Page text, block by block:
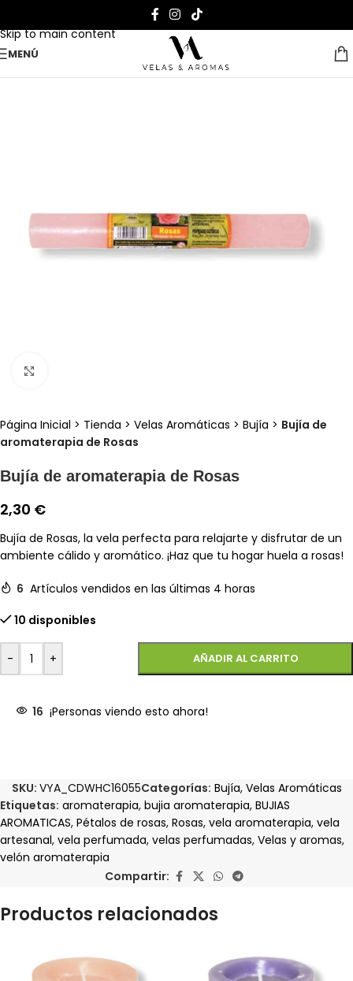
Skip to main content
MENÚ
Página Inicial > Tienda > Velas Aromáticas > Bujía > Bujía de
aromaterapia de Rosas
Bujía de aromaterapia de Rosas
2,30 €
Bujía de Rosas, la vela perfecta para relajarte y disfrutar de un
ambiente cálido y aromático. ¡Haz que tu hogar huela a rosas!
6 Artículos vendidos en las últimas 4 horas
10 disponibles
- + AÑADIR AL CARRITO
16 ¡Personas viendo esto ahora!
SKU: VYA_CDWHC16055Categorías: Bujía, Velas Aromáticas
Etiquetas: aromaterapia, bujia aromaterapia, BUJIAS
AROMATICAS, Pétalos de rosas, Rosas, vela aromaterapia, vela
artesanal, vela perfumada, velas perfumadas, Velas y aromas,
velón aromaterapia
Compartir:
Productos relacionados